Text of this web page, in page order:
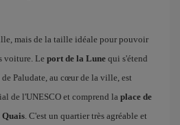
mais de la taille idéale pour pouvoir
voiture. Le port de la Lune qui s'étend
Paludate, au cœur de la ville, est
de l'UNESCO et comprend la place de
Quais. C'est un quartier très agréable et